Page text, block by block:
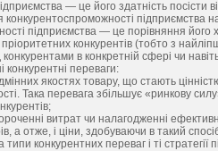
— це його здатність
підприємства
підприємства — це порівняння
конкурентів (тобто з
в конкретній сфері чи
конкурентні переваги:
якостях товару, що стають
Така перевага збільшує «ринкову
витрат чи налагодженні
а отже, і ціни, здобуваючи в такий
конкурентних переваг і ті